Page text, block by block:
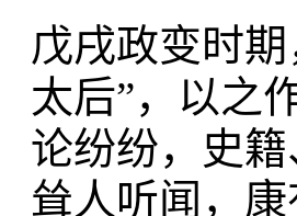
戊戌政变时
太后”，以之
论纷纷，史
耸人听闻，